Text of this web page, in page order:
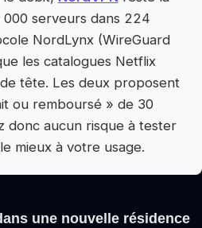
serveurs dans 224
NordLynx (WireGuard
les catalogues Netflix
tête. Les deux proposent
ou remboursé » de 30
donc aucun risque à tester
mieux à votre usage.
une nouvelle résidence